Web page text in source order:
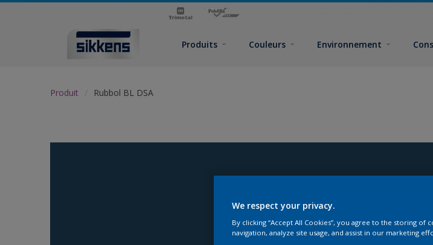
Produits Couleurs Environnement
Produit Rubbol BL DSA
We respect your privacy.
By clicking “Accept All Cookies”, you agree to the storing of
navigation, analyze site usage, and assist in our marketing